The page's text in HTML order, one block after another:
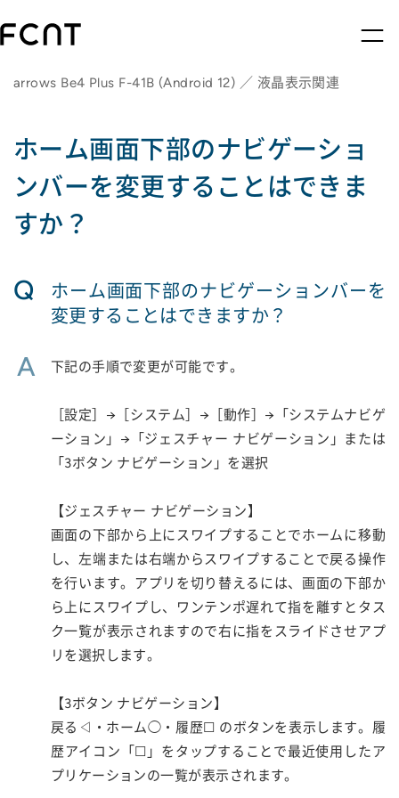
arrows Be4 Plus F-41B (Android 12) ／ 液晶表示関連
ホーム画面下部のナビゲーショ
ンバーを変更することはできま
すか？
Q
ホーム画面下部のナビゲーションバーを
変更することはできますか？
A 下記の手順で変更が可能です。
［設定］→［システム］→［動作］→「システムナビゲ
ーション」→「ジェスチャー ナビゲーション」または
「3ボタン ナビゲーション」を選択
【ジェスチャー ナビゲーション】
画面の下部から上にスワイプすることでホームに移動
し、左端または右端からスワイプすることで戻る操作
を行います。アプリを切り替えるには、画面の下部か
ら上にスワイプし、ワンテンポ遅れて指を離すとタス
ク一覧が表示されますので右に指をスライドさせアプ
リを選択します。
【3ボタン ナビゲーション】
戻る◁・ホーム◯・履歴☐ のボタンを表示します。履
歴アイコン「☐」をタップすることで最近使用したア
プリケーションの一覧が表示されます。